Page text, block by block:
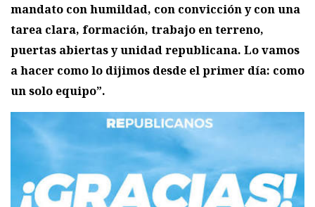
mandato con humildad, con convicción y con una
tarea clara, formación, trabajo en terreno,
puertas abiertas y unidad republicana. Lo vamos
a hacer como lo dijimos desde el primer día: como
un solo equipo”.